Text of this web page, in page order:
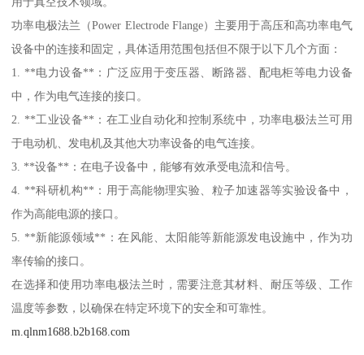
功率电极法兰（Power Electrode Flange）主要用于高压和高功率电气
设备中的连接和固定，具体适用范围包括但不限于以下几个方面：
1. **电力设备**：广泛应用于变压器、断路器、配电柜等电力设备
中，作为电气连接的接口。
2. **工业设备**：在工业自动化和控制系统中，功率电极法兰可用
于电动机、发电机及其他大功率设备的电气连接。
3. **设备**：在电子设备中，能够有效承受电流和信号。
4. **科研机构**：用于高能物理实验、粒子加速器等实验设备中，
作为高能电源的接口。
5. **新能源领域**：在风能、太阳能等新能源发电设施中，作为功
率传输的接口。
在选择和使用功率电极法兰时，需要注意其材料、耐压等级、工作
温度等参数，以确保在特定环境下的安全和可靠性。
m.qlnm1688.b2b168.com